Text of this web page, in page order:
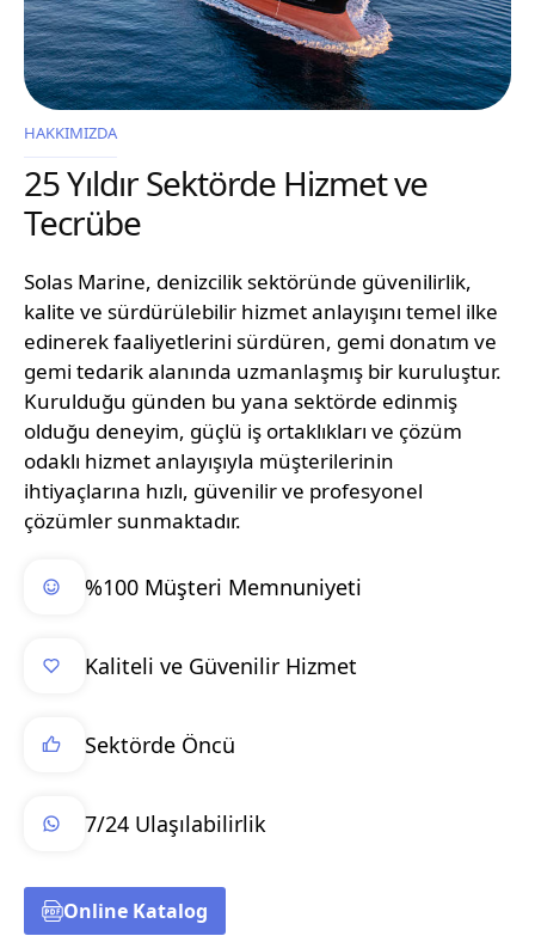
HAKKIMIZDA
25 Yıldır Sektörde Hizmet ve
Tecrübe
Solas Marine, denizcilik sektöründe güvenilirlik,
kalite ve sürdürülebilir hizmet anlayışını temel ilke
edinerek faaliyetlerini sürdüren, gemi donatım ve
gemi tedarik alanında uzmanlaşmış bir kuruluştur.
Kurulduğu günden bu yana sektörde edinmiş
olduğu deneyim, güçlü iş ortaklıkları ve çözüm
odaklı hizmet anlayışıyla müşterilerinin
ihtiyaçlarına hızlı, güvenilir ve profesyonel
çözümler sunmaktadır.
%100 Müşteri Memnuniyeti
Kaliteli ve Güvenilir Hizmet
Sektörde Öncü
7/24 Ulaşılabilirlik
Online Katalog